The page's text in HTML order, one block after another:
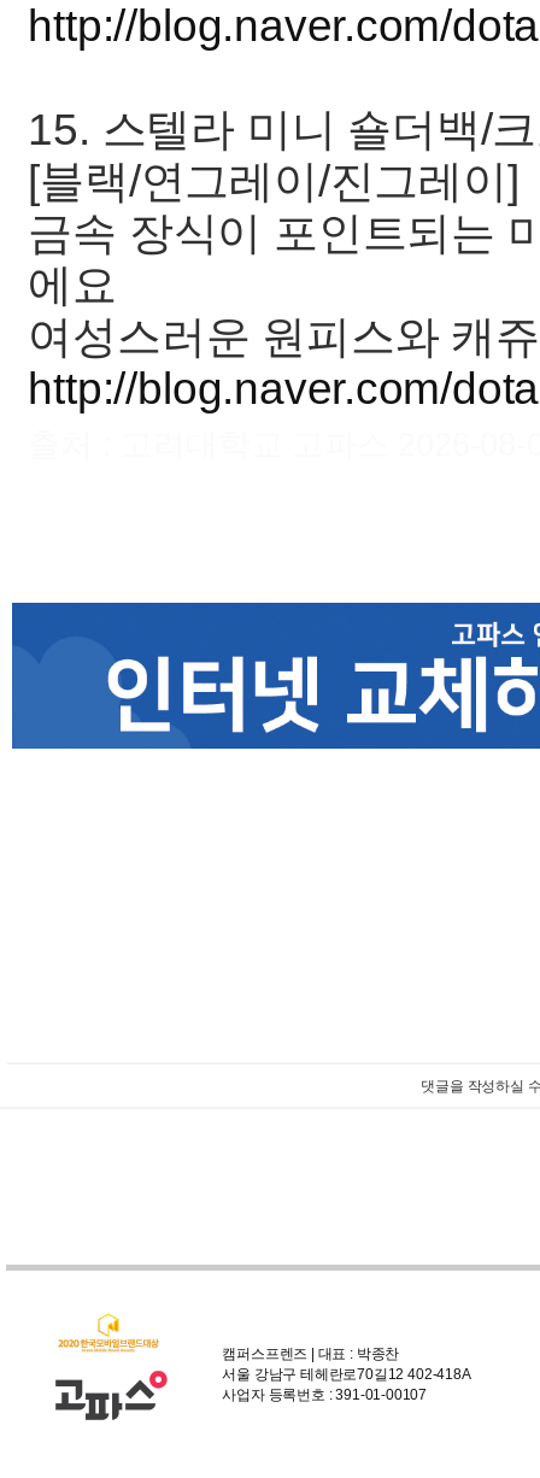
http://blog.naver.com/
15. 스텔라 미니 숄더백/
[블랙/연그레이/진그레이]
금속 장식이 포인트되는
에요
여성스러운 원피스와 캐
http://blog.naver.com/
댓글을 작성하실
캠퍼스프렌즈 | 대표 : 박종찬
서울 강남구 테헤란로70길12 402-418A
사업자 등록번호 : 391-01-00107